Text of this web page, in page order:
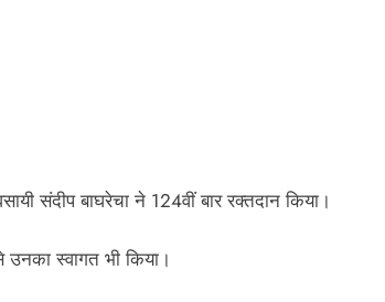
संदीप बाघरेचा ने 124वीं बार रक्तदान किया।
स्वागत भी किया।